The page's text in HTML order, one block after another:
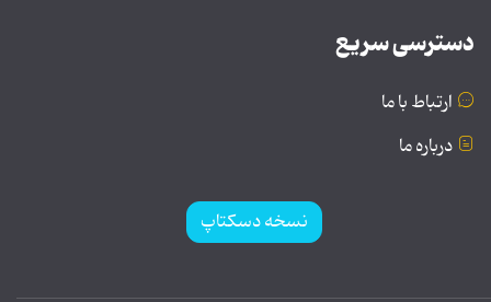
دسترسی سریع
ارتباط با ما
درباره ما
نسخه دسکتاپ